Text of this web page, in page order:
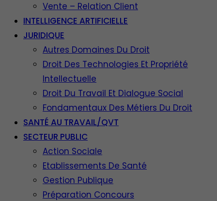
Vente – Relation Client
INTELLIGENCE ARTIFICIELLE
JURIDIQUE
Autres Domaines Du Droit
Droit Des Technologies Et Propriété
Intellectuelle
Droit Du Travail Et Dialogue Social
Fondamentaux Des Métiers Du Droit
SANTÉ AU TRAVAIL/QVT
SECTEUR PUBLIC
Action Sociale
Etablissements De Santé
Gestion Publique
Préparation Concours